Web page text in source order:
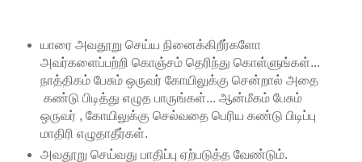
யாரை அவதூறு செய்ய நினைக்கிறீர்களோ
அவர்களைப்பற்றி கொஞ்சம் தெரிந்து கொள்ளுங்கள்...
நாத்திகம் பேசும் ஒருவர் கோயிலுக்கு சென்றால் அதை
கண்டு பிடித்து எழுத பாருங்கள்... ஆன்மீகம் பேசும்
ஒருவர் , கோயிலுக்கு செல்வதை பெரிய கண்டு பிடிப்பு
மாதிரி எழுதாதீர்கள்.
அவதூறு செய்வது பாதிப்பு ஏற்படுத்த வேண்டும்.